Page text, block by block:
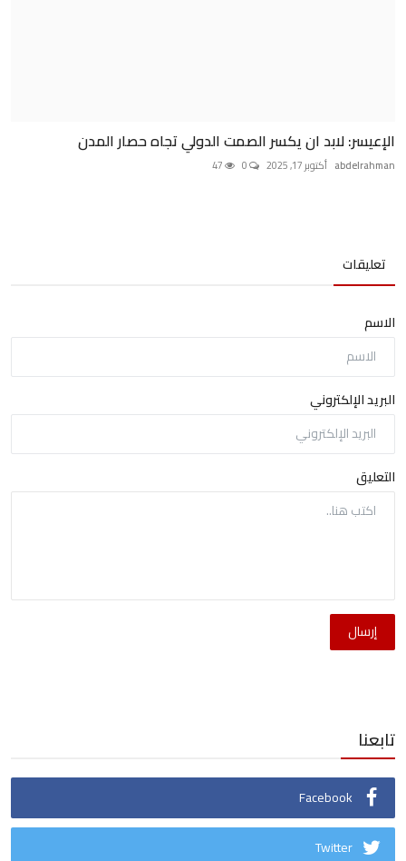
الإعيسر: لابد ان يكسر الصمت الدولي تجاه حصار المدن
abdelrahman أكتوبر 17, 2025
تعليقات
الاسم
البريد الإلكتروني
التعليق
إرسال
تابعنا
Facebook
Twitter